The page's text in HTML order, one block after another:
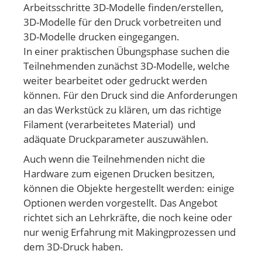
Arbeitsschritte 3D-Modelle finden/erstellen,
3D-Modelle für den Druck vorbetreiten und
3D-Modelle drucken eingegangen.
In einer praktischen Übungsphase suchen die
Teilnehmenden zunächst 3D-Modelle, welche
weiter bearbeitet oder gedruckt werden
können. Für den Druck sind die Anforderungen
an das Werkstück zu klären, um das richtige
Filament (verarbeitetes Material) und
adäquate Druckparameter auszuwählen.
Auch wenn die Teilnehmenden nicht die
Hardware zum eigenen Drucken besitzen,
können die Objekte hergestellt werden: einige
Optionen werden vorgestellt. Das Angebot
richtet sich an Lehrkräfte, die noch keine oder
nur wenig Erfahrung mit Makingprozessen und
dem 3D-Druck haben.